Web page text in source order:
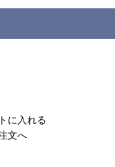
に入れる
文へ